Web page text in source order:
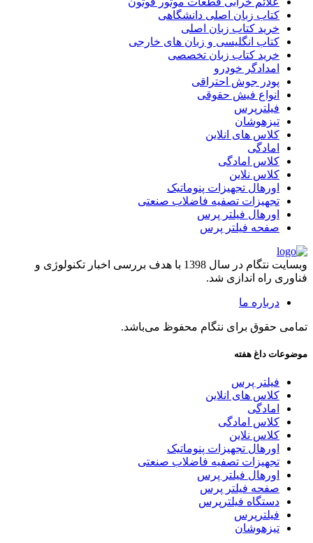
کتاب زبان اصلی دانشگاهی
خرید کتاب زبان اصلی
کتاب انگلیسی و زبان های خارجی
خرید کتاب زبان تخصصی
امدادگر خودرو
پودر جوش احتراقی
انواع فیش حقوقی
فیلترپرس
تیزهوشان
کلاس های انلاین
امادگی
کلاس امادگی
کلاس نلاین
اورهال تجهیزات پنوماتیک
تجهیزات تصفیه فاضلاب صنعتی
اورهال فیلتر پرس
صفحه فیلتر پرس
وبسایت نتگام در سال 1398 با هدف بررسی اخبار تکنولوژی و
فناوری راه اندازی شد.
درباره ما
تمامی حقوق برای نتگام محفوظ می‌باشد.
موضوعات داغ هفته
فیلتر پرس
کلاس های انلاین
امادگی
کلاس امادگی
کلاس نلاین
اورهال تجهیزات پنوماتیک
تجهیزات تصفیه فاضلاب صنعتی
اورهال فیلتر پرس
صفحه فیلتر پرس
دستگاه فیلترپرس
فیلترپرس
تیزهوشان